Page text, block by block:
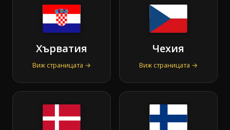
Хърватия
Виж страницата →
Чехия
Виж страницата →